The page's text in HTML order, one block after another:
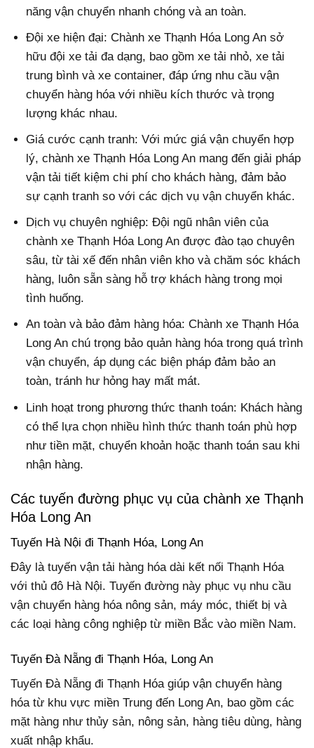
năng vận chuyển nhanh chóng và an toàn.
Đội xe hiện đại: Chành xe Thạnh Hóa Long An sở
hữu đội xe tải đa dạng, bao gồm xe tải nhỏ, xe tải
trung bình và xe container, đáp ứng nhu cầu vận
chuyển hàng hóa với nhiều kích thước và trọng
lượng khác nhau.
Giá cước cạnh tranh: Với mức giá vận chuyển hợp
lý, chành xe Thạnh Hóa Long An mang đến giải pháp
vận tải tiết kiệm chi phí cho khách hàng, đảm bảo
sự cạnh tranh so với các dịch vụ vận chuyển khác.
Dịch vụ chuyên nghiệp: Đội ngũ nhân viên của
chành xe Thạnh Hóa Long An được đào tạo chuyên
sâu, từ tài xế đến nhân viên kho và chăm sóc khách
hàng, luôn sẵn sàng hỗ trợ khách hàng trong mọi
tình huống.
An toàn và bảo đảm hàng hóa: Chành xe Thạnh Hóa
Long An chú trọng bảo quản hàng hóa trong quá trình
vận chuyển, áp dụng các biện pháp đảm bảo an
toàn, tránh hư hỏng hay mất mát.
Linh hoạt trong phương thức thanh toán: Khách hàng
có thể lựa chọn nhiều hình thức thanh toán phù hợp
như tiền mặt, chuyển khoản hoặc thanh toán sau khi
nhận hàng.
Các tuyến đường phục vụ của chành xe Thạnh
Hóa Long An
Tuyến Hà Nội đi Thạnh Hóa, Long An
Đây là tuyến vận tải hàng hóa dài kết nối Thạnh Hóa
với thủ đô Hà Nội. Tuyến đường này phục vụ nhu cầu
vận chuyển hàng hóa nông sản, máy móc, thiết bị và
các loại hàng công nghiệp từ miền Bắc vào miền Nam.
Tuyến Đà Nẵng đi Thạnh Hóa, Long An
Tuyến Đà Nẵng đi Thạnh Hóa giúp vận chuyển hàng
hóa từ khu vực miền Trung đến Long An, bao gồm các
mặt hàng như thủy sản, nông sản, hàng tiêu dùng, hàng
xuất nhập khẩu.